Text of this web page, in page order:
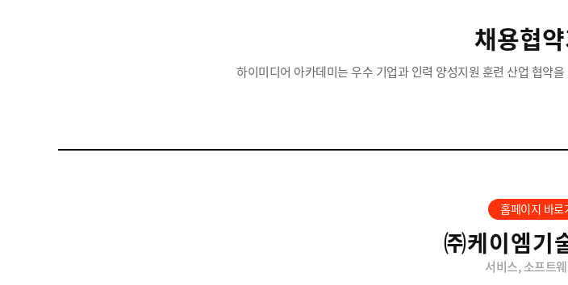
채용협
하이미디어 아카데미는 우수 기업과 인력 양성지원 훈련 산업 협약
홈페이지 바로
㈜케이엠기
서비스, 소프트